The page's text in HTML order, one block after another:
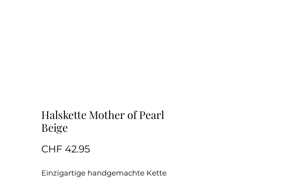
Halskette Mother of Pearl
Beige
CHF 42.95Preis
Einzigartige handgemachte Kette